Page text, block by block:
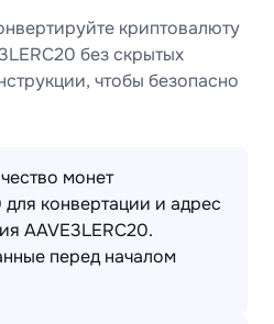
криптовалюту
без скрытых
чтобы безопасно
монет
конвертации и адрес
AAVE3LERC20.
перед началом